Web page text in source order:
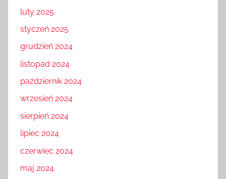
luty 2025
styczeń 2025
grudzień 2024
listopad 2024
październik 2024
wrzesień 2024
sierpień 2024
lipiec 2024
czerwiec 2024
maj 2024